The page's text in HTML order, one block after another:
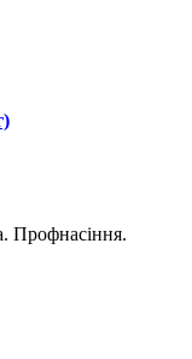
Профнасіння.